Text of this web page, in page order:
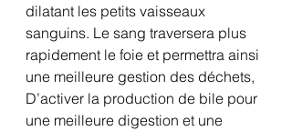
dilatant les petits vaisseaux
sanguins. Le sang traversera plus
rapidement le foie et permettra ainsi
une meilleure gestion des déchets,
D’activer la production de bile pour
une meilleure digestion et une